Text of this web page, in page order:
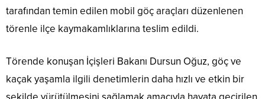
tarafından temin edilen mobil göç araçları düzenlenen
törenle ilçe kaymakamlıklarına teslim edildi.
Törende konuşan İçişleri Bakanı Dursun Oğuz, göç ve
kaçak yaşamla ilgili denetimlerin daha hızlı ve etkin bir